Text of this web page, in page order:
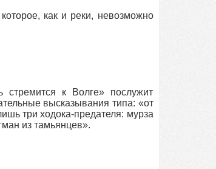
как и реки, невозможно
стремится к Волге» послужит
высказывания типа: «от
три ходока-предателя: мурза
из тамьянцев».